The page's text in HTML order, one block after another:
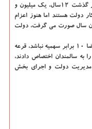
استطاعت مردم است در حالیکه در کشور ما بعد از گذشت ۱۲سال، یک میلیون و
دولت هستند اما هنوز اعزام
سال صورت می گرفت، دولت
وی ضمن اشاره به اینکه در مغرب، تا زمانی که تقاضا ۱۰ برابر سهمیه نباشد، قرعه
را به سالمندان اختصاص دادند،
دولت و اجرای بخش